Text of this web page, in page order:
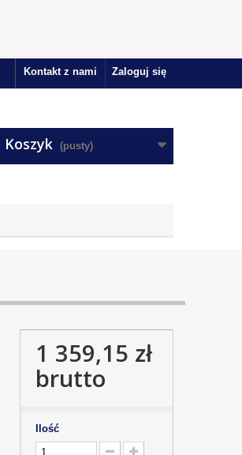
Zaloguj się
Kontakt z nami
Koszyk (pusty)
1 359,15 zł
brutto
Ilość